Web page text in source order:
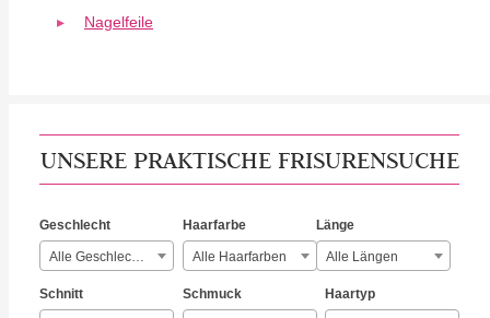
Nagelfeile
UNSERE PRAKTISCHE FRISURENSUCHE
Geschlecht
Alle Geschlechter
Haarfarbe
Alle Haarfarben
Länge
Alle Längen
Schnitt Schmuck Haartyp